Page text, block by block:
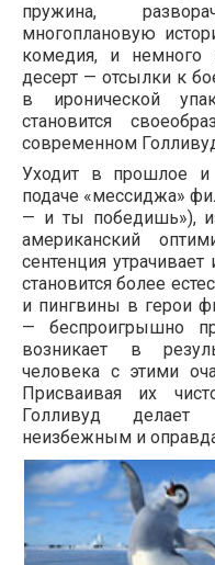
пружина,
многоплановую
комедия, и
десерт — отсылки к
в иронической
становится
современном
Уходит в прошлое и
подаче «мессиджа»
— и ты победишь»),
американский
сентенция
становится более
и пингвины в герои
— беспроигрышно
возникает в
человека с этими
Присваивая их
Голливуд
неизбежным и